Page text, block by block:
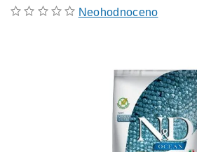
Neohodnoceno